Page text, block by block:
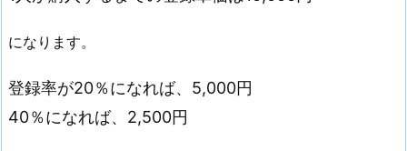
になります。
登録率が20％になれば、5,000円
40％になれば、2,500円